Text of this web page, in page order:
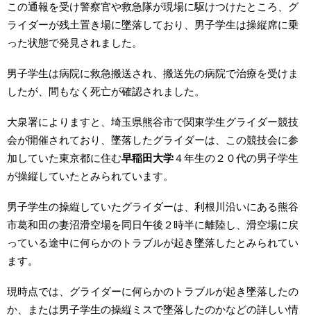
この通報を受け警察官や救急隊が現場に駆けつけたところ、グ
ライダーが残土置き場に墜落しており、男子学生は操縦席に乗
った状態で発見されました。
男子学生は病院に救急搬送され、搬送先の病院で治療を受けま
したが、間もなく死亡が確認されました。
大泉署によりますと、埼玉県熊谷市で関東学生グライダー競技
会が開催されており、墜落したグライダーは、この競技会に参
加していた東京都に住む早稲田大学４年生の２０代の男子学生
が操縦していたとみられています。
男子学生の操縦していたグライダーは、利根川沿いにある熊谷
市葛和田の妻沼滑空場を同日午後２時半に離陸し、滑空場に戻
っている途中に何らかのトラブルが起き墜落したとみられてい
ます。
現時点では、グライダーに何らかのトラブルが起き墜落したの
か、または男子学生の操縦ミスで墜落したのかなどの詳しい情